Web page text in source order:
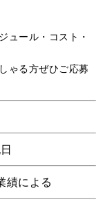
ュール・コスト・
ゃる方ぜひご応募
による